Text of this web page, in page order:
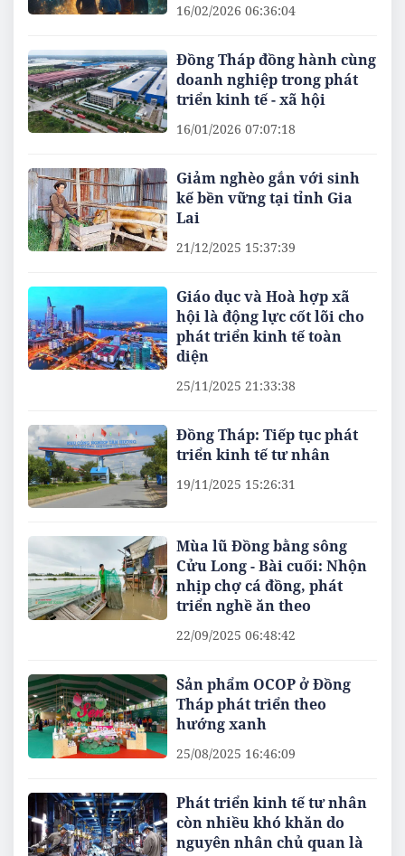
16/02/2026 06:36:04
Đồng Tháp đồng hành cùng
doanh nghiệp trong phát
triển kinh tế - xã hội
16/01/2026 07:07:18
Giảm nghèo gắn với sinh
kế bền vững tại tỉnh Gia
Lai
21/12/2025 15:37:39
Giáo dục và Hoà hợp xã
hội là động lực cốt lõi cho
phát triển kinh tế toàn
diện
25/11/2025 21:33:38
Đồng Tháp: Tiếp tục phát
triển kinh tế tư nhân
19/11/2025 15:26:31
Mùa lũ Đồng bằng sông
Cửu Long - Bài cuối: Nhộn
nhịp chợ cá đồng, phát
triển nghề ăn theo
22/09/2025 06:48:42
Sản phẩm OCOP ở Đồng
Tháp phát triển theo
hướng xanh
25/08/2025 16:46:09
Phát triển kinh tế tư nhân
còn nhiều khó khăn do
nguyên nhân chủ quan là